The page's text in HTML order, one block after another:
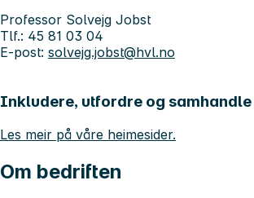
Professor Solvejg Jobst
Tlf.: 45 81 03 04
E-post: solvejg.jobst@hvl.no
Inkludere, utfordre og samhandle
Les meir på våre heimesider.
Om bedriften